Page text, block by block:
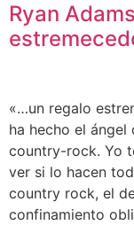
Ryan
«…un regalo
ha hecho el
country-rock. Yo
ver si lo hacen
country rock, el
confinamiento